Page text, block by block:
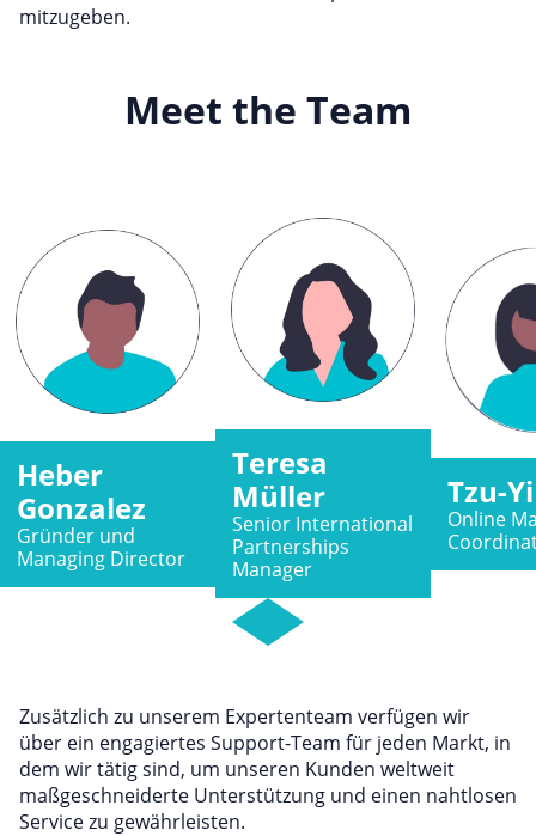
mitzugeben.
Meet the Team
Heber
Gonzalez
Gründer und
Managing Director
Teresa
Müller
Senior International
Partnerships
Manager
Tzu-
Online
Zusätzlich zu unserem Expertenteam verfügen wir
über ein engagiertes Support-Team für jeden Markt, in
dem wir tätig sind, um unseren Kunden weltweit
maßgeschneiderte Unterstützung und einen nahtlosen
Service zu gewährleisten.